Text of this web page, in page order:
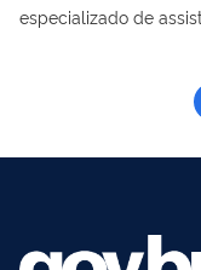
especializado de